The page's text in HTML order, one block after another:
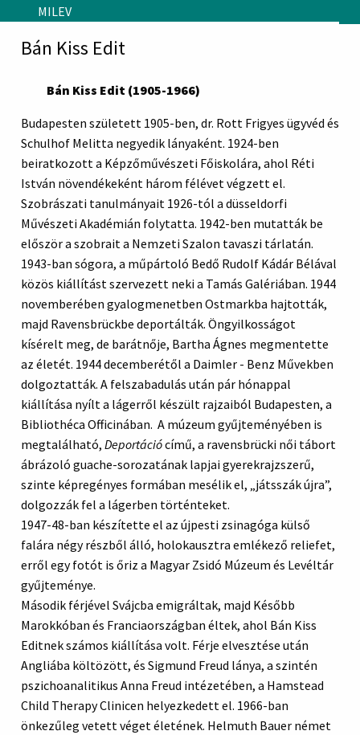
Skip to main content
MILEV
Bán Kiss Edit
Bán Kiss Edit (1905-1966)
Budapesten született 1905-ben, dr. Rott Frigyes ügyvéd és
Schulhof Melitta negyedik lányaként. 1924-ben
beiratkozott a Képzőművészeti Főiskolára, ahol Réti
István növendékeként három félévet végzett el.
Szobrászati tanulmányait 1926-tól a düsseldorfi
Művészeti Akadémián folytatta. 1942-ben mutatták be
először a szobrait a Nemzeti Szalon tavaszi tárlatán.
1943-ban sógora, a műpártoló Bedő Rudolf Kádár Bélával
közös kiállítást szervezett neki a Tamás Galériában. 1944
novemberében gyalogmenetben Ostmarkba hajtották,
majd Ravensbrückbe deportálták. Öngyilkosságot
kísérelt meg, de barátnője, Bartha Ágnes megmentette
az életét. 1944 decemberétől a Daimler - Benz Művekben
dolgoztatták. A felszabadulás után pár hónappal
kiállítása nyílt a lágerről készült rajzaiból Budapesten, a
Bibliothéca Officinában. A múzeum gyűjteményében is
megtalálható, Deportációcímű, a ravensbrücki női tábort
ábrázoló guache-sorozatának lapjai gyerekrajzszerű,
szinte képregényes formában mesélik el, „játsszák újra”,
dolgozzák fel a lágerben történteket.
1947-48-ban készítette el az újpesti zsinagóga külső
falára négy részből álló, holokausztra emlékező reliefet,
erről egy fotót is őriz a Magyar Zsidó Múzeum és Levéltár
gyűjteménye.
Második férjével Svájcba emigráltak, majd Később
Marokkóban és Franciaországban éltek, ahol Bán Kiss
Editnek számos kiállítása volt. Férje elvesztése után
Angliába költözött, és Sigmund Freud lánya, a szintén
pszichoanalitikus Anna Freud intézetében, a Hamstead
Child Therapy Clinicen helyezkedett el. 1966-ban
önkezűleg vetett véget életének. Helmuth Bauer német